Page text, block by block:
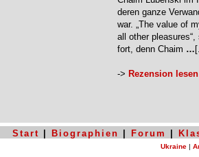
deren ganze
war. „The value of
all other
fort, denn Chaim …
-> Rezension lesen
Start Biographien Forum
Ukraine |